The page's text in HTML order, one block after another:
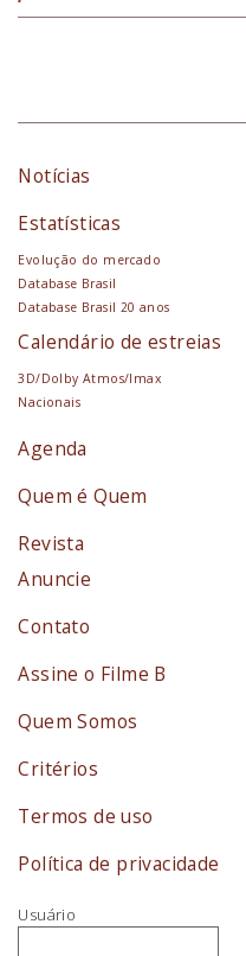
Notícias
Estatísticas
Evolução do mercado
Database Brasil
Database Brasil 20 anos
Calendário de estreias
3D/Dolby Atmos/Imax
Nacionais
Agenda
Quem é Quem
Revista
Anuncie
Contato
Assine o Filme B
Quem Somos
Critérios
Termos de uso
Política de privacidade
Usuário